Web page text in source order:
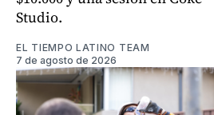
Studio.
EL TIEMPO LATINO TEAM
7 de agosto de 2026